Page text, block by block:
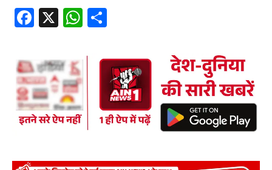
Fa
ce
b
oo
k
X W
ha
ts
A
p
p
re